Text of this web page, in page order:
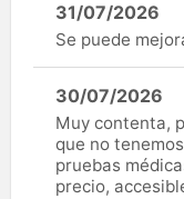
31/07/2026
Se puede
30/07/2026
Muy contenta,
que no
pruebas
precio,